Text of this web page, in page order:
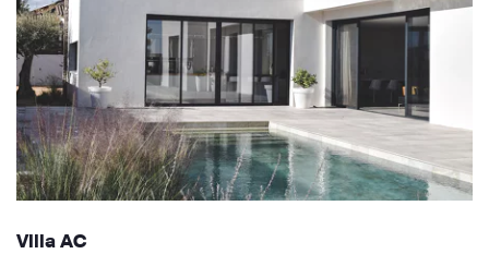
Villa AC